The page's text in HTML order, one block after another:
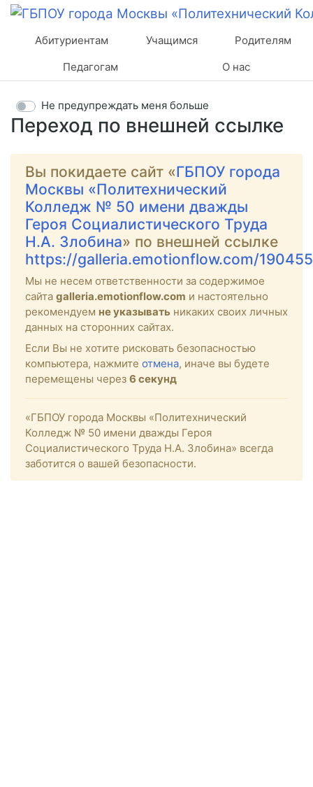
Абитуриентам Учащимся
Родителям
Педагогам
О нас
Переход по внешней ссылке
Не предупреждать меня больше
Вы покидаете сайт «ГБПОУ города
Москвы «Политехнический
Колледж № 50 имени дважды
Героя Социалистического Труда
Н.А. Злобина» по внешней ссылке
https://galleria.emotionflow.com/
Мы не несем ответственности за содержимое
сайта galleria.emotionflow.com и настоятельно
рекомендуем не указывать никаких своих личных
данных на сторонних сайтах.
Если Вы не хотите рисковать безопасностью
компьютера, нажмите отмена, иначе вы будете
перемещены через 6 секунд
«ГБПОУ города Москвы «Политехнический
Колледж № 50 имени дважды Героя
Социалистического Труда Н.А. Злобина» всегда
заботится о вашей безопасности.